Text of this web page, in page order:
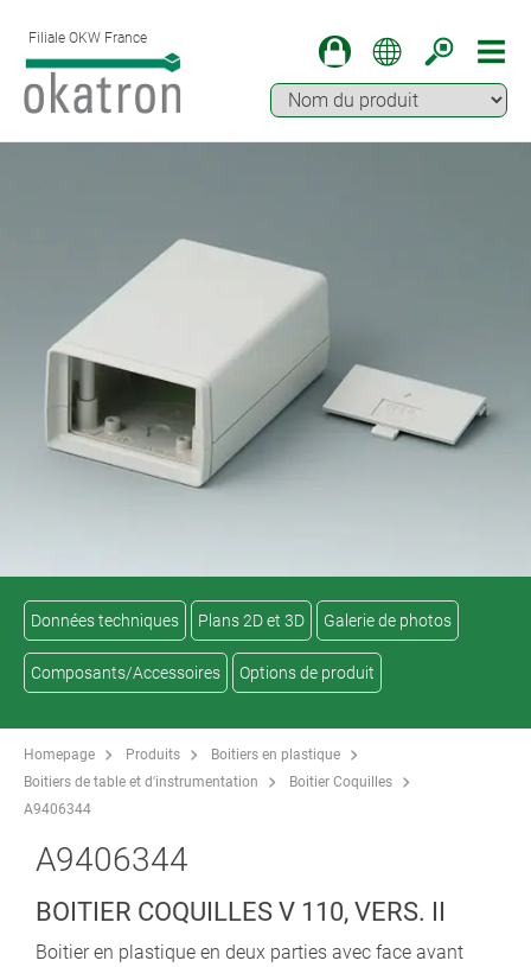
Filiale OKW France
Données techniques Plans 2D et 3D Galerie de photos
Composants/Accessoires Options de produit
Homepage Produits
Boitiers en plastique
Boitiers de table et d'instrumentation
Boitier Coquilles
A9406344
A9406344
BOITIER COQUILLES V 110, VERS. II
Boitier en plastique en deux parties avec face avant